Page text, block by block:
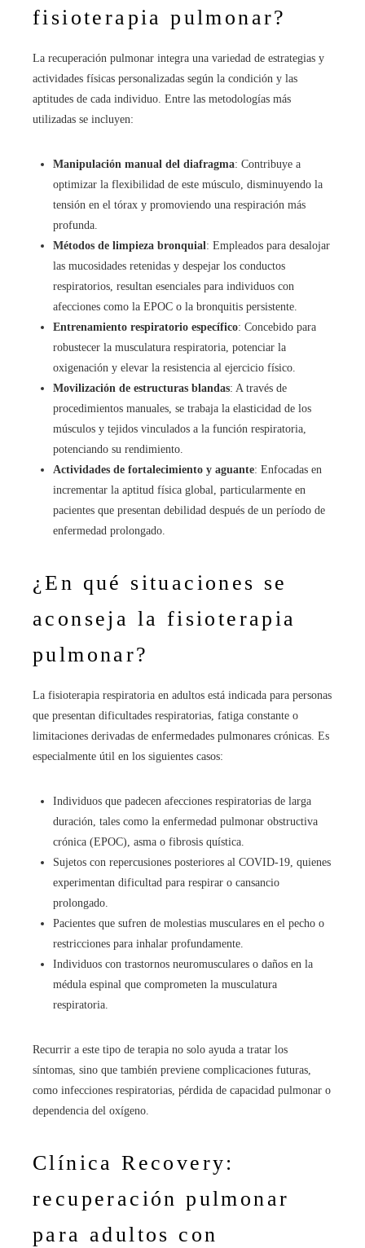
fisioterapia pulmonar?
La recuperación pulmonar integra una variedad de estrategias y
actividades físicas personalizadas según la condición y las
aptitudes de cada individuo. Entre las metodologías más
utilizadas se incluyen:
Manipulación manual del diafragma: Contribuye a
optimizar la flexibilidad de este músculo, disminuyendo la
tensión en el tórax y promoviendo una respiración más
profunda.
Métodos de limpieza bronquial: Empleados para desalojar
las mucosidades retenidas y despejar los conductos
respiratorios, resultan esenciales para individuos con
afecciones como la EPOC o la bronquitis persistente.
Entrenamiento respiratorio específico: Concebido para
robustecer la musculatura respiratoria, potenciar la
oxigenación y elevar la resistencia al ejercicio físico.
Movilización de estructuras blandas: A través de
procedimientos manuales, se trabaja la elasticidad de los
músculos y tejidos vinculados a la función respiratoria,
potenciando su rendimiento.
Actividades de fortalecimiento y aguante: Enfocadas en
incrementar la aptitud física global, particularmente en
pacientes que presentan debilidad después de un período de
enfermedad prolongado.
¿En qué situaciones se
aconseja la fisioterapia
pulmonar?
La fisioterapia respiratoria en adultos está indicada para personas
que presentan dificultades respiratorias, fatiga constante o
limitaciones derivadas de enfermedades pulmonares crónicas. Es
especialmente útil en los siguientes casos:
Individuos que padecen afecciones respiratorias de larga
duración, tales como la enfermedad pulmonar obstructiva
crónica (EPOC), asma o fibrosis quística.
Sujetos con repercusiones posteriores al COVID-19, quienes
experimentan dificultad para respirar o cansancio
prolongado.
Pacientes que sufren de molestias musculares en el pecho o
restricciones para inhalar profundamente.
Individuos con trastornos neuromusculares o daños en la
médula espinal que comprometen la musculatura
respiratoria.
Recurrir a este tipo de terapia no solo ayuda a tratar los
síntomas, sino que también previene complicaciones futuras,
como infecciones respiratorias, pérdida de capacidad pulmonar o
dependencia del oxígeno.
Clínica Recovery:
recuperación pulmonar
para adultos con